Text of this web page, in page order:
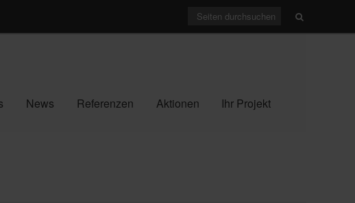
News Referenzen Aktionen Ihr Projekt